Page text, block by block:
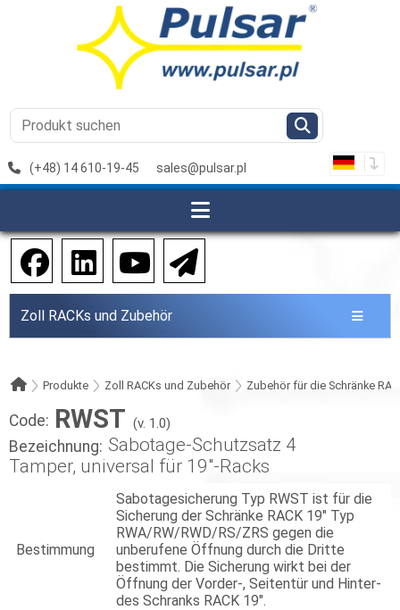
(+48) 14 610-19-45 sales@pulsar.pl
Zoll RACKs und Zubehör
Produkte Zoll RACKs und Zubehör Zubehör für die Schränke
Code: RWST (v. 1.0)
Bezeichnung: Sabotage-Schutzsatz 4
Tamper, universal für 19"-Racks
Bestimmung
Sabotagesicherung Typ RWST ist für die
Sicherung der Schränke RACK 19" Typ
RWA/RW/RWD/RS/ZRS gegen die
unberufene Öffnung durch die Dritte
bestimmt. Die Sicherung wirkt bei der
Öffnung der Vorder-, Seitentür und Hinter-
des Schranks RACK 19".